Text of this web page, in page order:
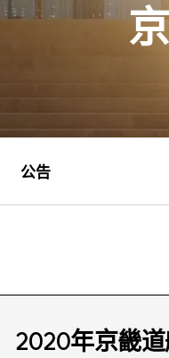
公告
2020年京畿